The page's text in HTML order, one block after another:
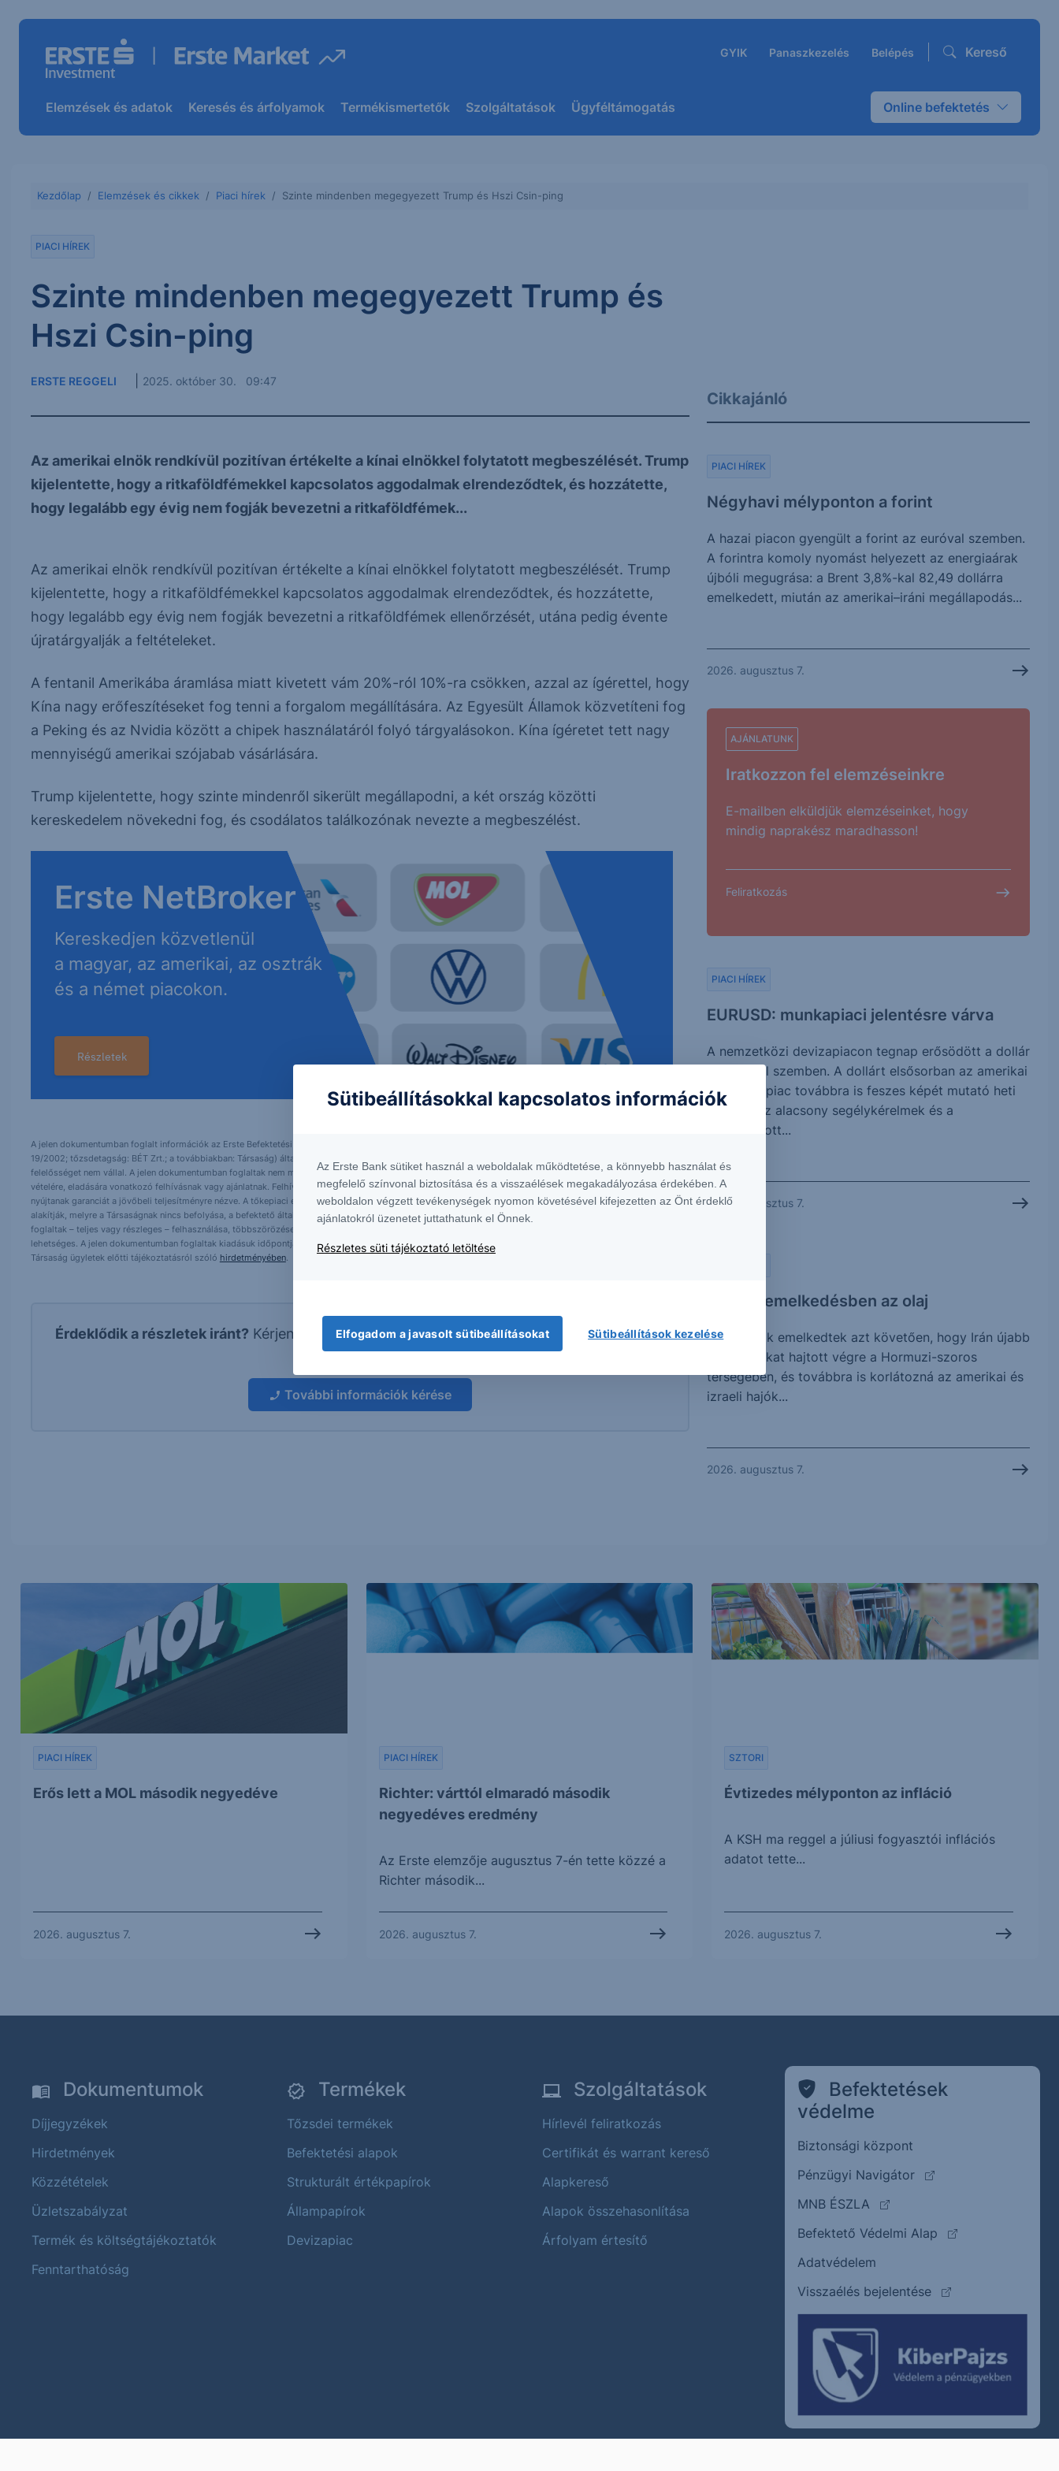
GYIK Panaszkezelés Belépés Kereső
Elemzések és adatok Keresés és árfolyamok Termékismertetők Szolgáltatások Ügyféltámogatás Online befektetés
Kezdőlap Elemzések és cikkek Piaci hírek Szinte mindenben megegyezett Trump és Hszi Csin-ping
PIACI HÍREK
Szinte mindenben megegyezett Trump és
Hszi Csin-ping
ERSTE REGGELI 2025. október 30. 09:47
Az amerikai elnök rendkívül pozitívan értékelte a kínai elnökkel folytatott megbeszélését. Trump
kijelentette, hogy a ritkaföldfémekkel kapcsolatos aggodalmak elrendeződtek, és hozzátette,
hogy legalább egy évig nem fogják bevezetni a ritkaföldfémek...
Az amerikai elnök rendkívül pozitívan értékelte a kínai elnökkel folytatott megbeszélését. Trump
kijelentette, hogy a ritkaföldfémekkel kapcsolatos aggodalmak elrendeződtek, és hozzátette,
hogy legalább egy évig nem fogják bevezetni a ritkaföldfémek ellenőrzését, utána pedig évente
újratárgyalják a feltételeket.
A fentanil Amerikába áramlása miatt kivetett vám 20%-ról 10%-ra csökken, azzal az ígérettel, hogy
Kína nagy erőfeszítéseket fog tenni a forgalom megállítására. Az Egyesült Államok közvetíteni fog
a Peking és az Nvidia között a chipek használatáról folyó tárgyalásokon. Kína ígéretet tett nagy
mennyiségű amerikai szójabab vásárlására.
Trump kijelentette, hogy szinte mindenről sikerült megállapodni, a két ország közötti
kereskedelem növekedni fog, és csodálatos találkozónak nevezte a megbeszélést.
Erste NetBroker
Kereskedjen közvetlenül
a magyar, az amerikai, az osztrák
és a német piacokon.
Részletek
A jelen dokumentumban foglalt információk az Erste Befektetési Zrt. (székhely: 1138 Budapest, Népfürdő u. 24-26.; tev. eng. szám: E-III/324/2008 és III/75.005-
19/2002; tőzsdetagság: BÉT Zrt.; a továbbiakban: Társaság) által hitelesnek tartott forrásokon alapulnak, de azokért a Társaság szavatosságot vagy
felelősséget nem vállal. A jelen dokumentumban foglaltak nem minősíthetők befektetésre való ösztönzésnek, befektetési tanácsadásnak, értékpapír jegyzésére,
vételére, eladására vonatkozó felhívásnak vagy ajánlatnak. Felhívjuk szíves figyelmét arra, hogy a múltbeli teljesítmények, illetve jövőbeli becslések nem
nyújtanak garanciát a jövőbeli teljesítményre nézve. A tőkepiaci és makrogazdasági helyzetet, a befektetések és azok hozamai alakulását olyan tényezők
alakítják, melyre a Társaságnak nincs befolyása, a befektető által hozott döntés következményei a Társaságra nem háríthatók át. A jelen dokumentumban
foglaltak – teljes vagy részleges – felhasználása, többszörözése, publikálása, átdolgozása, terjesztése kizárólag a Társaság előzetes írásos engedélyével
lehetséges. A jelen dokumentumban foglaltak kiadásuk időpontjában érvényesek. További részletek:Erste Market Dokumentumok – Erste Market
Társaság ügyletek előtti tájékoztatásról szóló hirdetményében.
Érdeklődik a részletek iránt? Kérjen visszahívást és szakértőnkkel egyeztethet a termékkel
kapcsolatban.
További információk kérése
Cikkajánló
Négyhavi mélyponton a forint
PIACI HÍREK
A hazai piacon gyengült a forint az euróval szemben.
A forintra komoly nyomást helyezett az energiaárak
újbóli megugrása: a Brent 3,8%-kal 82,49 dollárra
emelkedett, miután az amerikai–iráni megállapodás...
2026. augusztus 7.
AJÁNLATUNK
Iratkozzon fel elemzéseinkre
E-mailben elküldjük elemzéseinket, hogy
mindig naprakész maradhasson!
Feliratkozás
EURUSD: munkapiaci jelentésre várva
PIACI HÍREK
A nemzetközi devizapiacon tegnap erősödött a dollár
az euróval szemben. A dollárt elsősorban az amerikai
munkaerőpiac továbbra is feszes képét mutató heti
adatok (az alacsony segélykérelmek és a
visszafogott...
2026. augusztus 7.
Megint emelkedésben az olaj
Az olajárak emelkedtek azt követően, hogy Irán újabb
támadásokat hajtott végre a Hormuzi-szoros
térségében, és továbbra is korlátozná az amerikai és
izraeli hajók...
2026. augusztus 7.
Erős lett a MOL második negyedéve
PIACI HÍREK
2026. augusztus 7.
Richter: várttól elmaradó második
negyedéves eredmény
PIACI HÍREK
Az Erste elemzője augusztus 7-én tette közzé a
Richter második...
2026. augusztus 7.
Évtizedes mélyponton az infláció
SZTORI
A KSH ma reggel a júliusi fogyasztói inflációs
adatot tette...
2026. augusztus 7.
Dokumentumok
Díjjegyzékek
Hirdetmények
Közzétételek
Üzletszabályzat
Termék és költségtájékoztatók
Fenntarthatóság
Termékek
Tőzsdei termékek
Befektetési alapok
Strukturált értékpapírok
Állampapírok
Devizapiac
Szolgáltatások
Hírlevél feliratkozás
Certifikát és warrant kereső
Alapkereső
Alapok összehasonlítása
Árfolyam értesítő
Befektetések
védelme
Biztonsági központ
Pénzügyi Navigátor
(külső oldalra ugrik)
MNB ÉSZLA
(külső oldalra ugrik)
Befektető Védelmi Alap
(külső oldalra
Adatvédelem
Visszaélés bejelentése
(külső oldalra ugrik)
Sütibeállításokkal kapcsolatos információk
Az Erste Bank sütiket használ a weboldalak működtetése, a könnyebb használat és
megfelelő színvonal biztosítása és a visszaélések megakadályozása érdekében. A
weboldalon végzett tevékenységek nyomon követésével kifejezetten az Önt érdeklő
ajánlatokról üzenetet juttathatunk el Önnek.
Részletes süti tájékoztató letöltése
Elfogadom a javasolt sütibeállításokat Sütibeállítások kezelése